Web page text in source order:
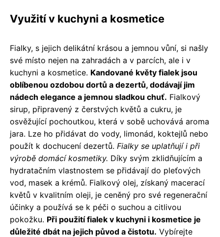
Využití v kuchyni a kosmetice
Fialky, s jejich delikátní krásou a jemnou vůní, si našly
své místo nejen na zahradách a v parcích, ale i v
kuchyni a kosmetice. Kandované květy fialek jsou
oblíbenou ozdobou dortů a dezertů, dodávají jim
nádech elegance a jemnou sladkou chuť. Fialkový
sirup, připravený z čerstvých květů a cukru, je
osvěžující pochoutkou, která v sobě uchovává aroma
jara. Lze ho přidávat do vody, limonád, koktejlů nebo
použít k dochucení dezertů. Fialky se uplatňují i při
výrobě domácí kosmetiky. Díky svým zklidňujícím a
hydratačním vlastnostem se přidávají do pleťových
vod, masek a krémů. Fialkový olej, získaný macerací
květů v kvalitním oleji, je ceněný pro své regenerační
účinky a používá se k péči o suchou a citlivou
pokožku. Při použití fialek v kuchyni i kosmetice je
důležité dbát na jejich původ a čistotu. Vybírejte